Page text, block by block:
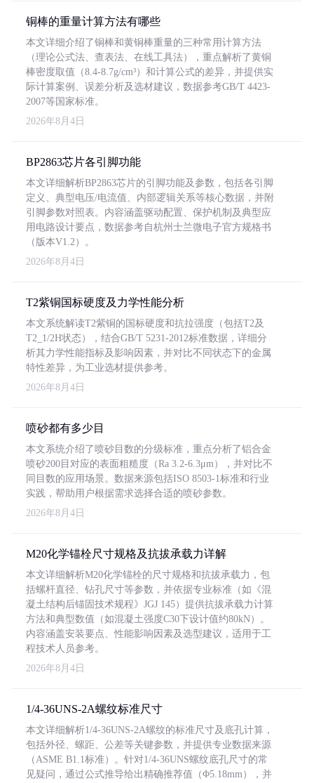
铜棒的重量计算方法有哪些
本文详细介绍了铜棒和黄铜棒重量的三种常用计算方法
（理论公式法、查表法、在线工具法），重点解析了黄铜
棒密度取值（8.4-8.7g/cm³）和计算公式的差异，并提供实
际计算案例、误差分析及选材建议，数据参考GB/T 4423-
2007等国家标准。
2026年8月4日
BP2863芯片各引脚功能
本文详细解析BP2863芯片的引脚功能及参数，包括各引脚
定义、典型电压/电流值、内部逻辑关系等核心数据，并附
引脚参数对照表。内容涵盖驱动配置、保护机制及典型应
用电路设计要点，数据参考自杭州士兰微电子官方规格书
（版本V1.2）。
2026年8月4日
T2紫铜国标硬度及力学性能分析
本文系统解读T2紫铜的国标硬度和抗拉强度（包括T2及
T2_1/2H状态），结合GB/T 5231-2012标准数据，详细分
析其力学性能指标及影响因素，并对比不同状态下的金属
特性差异，为工业选材提供参考。
2026年8月4日
喷砂都有多少目
本文系统介绍了喷砂目数的分级标准，重点分析了铝合金
喷砂200目对应的表面粗糙度（Ra 3.2-6.3μm），并对比不
同目数的应用场景。数据来源包括ISO 8503-1标准和行业
实践，帮助用户根据需求选择合适的喷砂参数。
2026年8月4日
M20化学锚栓尺寸规格及抗拔承载力详解
本文详细解析M20化学锚栓的尺寸规格和抗拔承载力，包
括螺杆直径、钻孔尺寸等参数，并依据专业标准（如《混
凝土结构后锚固技术规程》JGJ 145）提供抗拔承载力计算
方法和典型数值（如混凝土强度C30下设计值约80kN）。
内容涵盖安装要点、性能影响因素及选型建议，适用于工
程技术人员参考。
2026年8月4日
1/4-36UNS-2A螺纹标准尺寸
本文详细解析1/4-36UNS-2A螺纹的标准尺寸及底孔计算，
包括外径、螺距、公差等关键参数，并提供专业数据来源
（ASME B1.1标准）。针对1/4-36UNS螺纹底孔尺寸的常
见疑问，通过公式推导给出精确推荐值（Φ5.18mm），并